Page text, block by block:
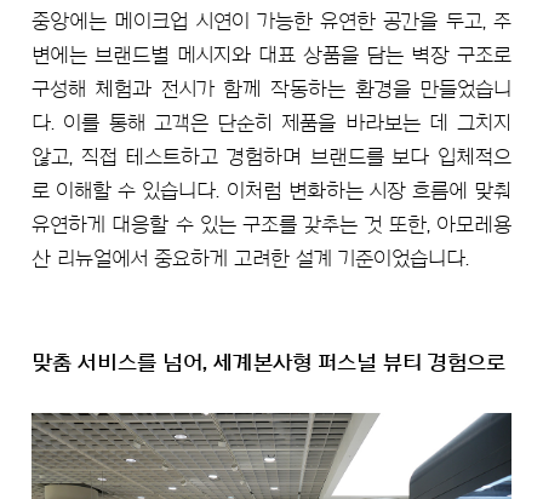
중앙에는 메이크업 시연이 가능한 유연한 공간을 두고, 주
변에는 브랜드별 메시지와 대표 상품을 담는 벽장 구조로
구성해 체험과 전시가 함께 작동하는 환경을 만들었습니
다. 이를 통해 고객은 단순히 제품을 바라보는 데 그치지
않고, 직접 테스트하고 경험하며 브랜드를 보다 입체적으
로 이해할 수 있습니다. 이처럼 변화하는 시장 흐름에 맞춰
유연하게 대응할 수 있는 구조를 갖추는 것 또한, 아모레용
산 리뉴얼에서 중요하게 고려한 설계 기준이었습니다.
맞춤 서비스를 넘어, 세계본사형 퍼스널 뷰티 경험으로